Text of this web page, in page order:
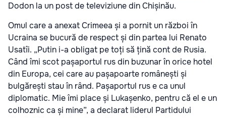
Dodon la un post de televiziune din Chișinău.
Omul care a anexat Crimeea și a pornit un război în
Ucraina se bucură de respect și din partea lui Renato
Usatîi. „Putin i-a obligat pe toți să țină cont de Rusia.
Când îmi scot pașaportul rus din buzunar în orice hotel
din Europa, cei care au pașapoarte românești și
bulgărești stau în rând. Pașaportul rus e ca unul
diplomatic. Mie îmi place și Lukașenko, pentru că el e un
colhoznic ca și mine”, a declarat liderul Partidului